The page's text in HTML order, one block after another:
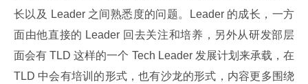
长以及 Leader 之间熟悉度的问题。Leader 的成长，一方
面由他直接的 Leader 回去关注和培养，另外从研发部层
面会有 TLD 这样的一个 Tech Leader 发展计划来承载，在
TLD 中会有培训的形式，也有沙龙的形式，内容更多围绕